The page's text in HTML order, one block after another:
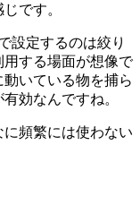
です。
設定するのは絞り
する場面が想像で
いている物を捕ら
効なんですね。
頻繁には使わない